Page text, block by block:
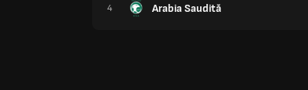
4 Arabia Saudită